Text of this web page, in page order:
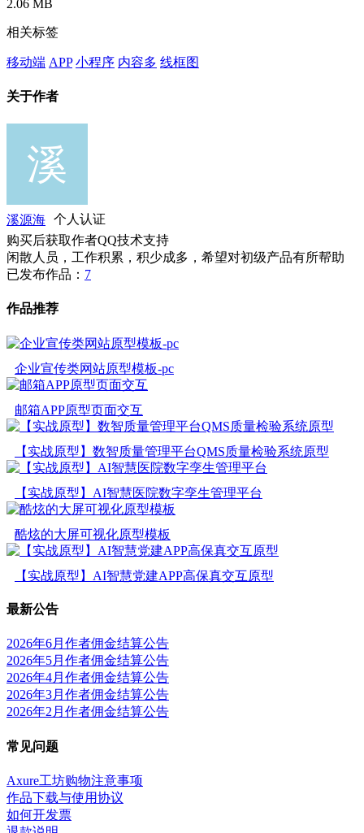
2.06 MB
相关标签
移动端 APP 小程序 内容多 线框图
关于作者
溪源海
个人认证
购买后获取作者QQ技术支持
闲散人员，工作积累，积少成多，希望对初级产品有所帮助
已发布作品： 7
作品推荐
企业宣传类网站原型模板-pc
邮箱APP原型页面交互
【实战原型】数智质量管理平台QMS质量检验系统原型
【实战原型】AI智慧医院数字孪生管理平台
酷炫的大屏可视化原型模板
【实战原型】AI智慧党建APP高保真交互原型
最新公告
2026年6月作者佣金结算公告
2026年5月作者佣金结算公告
2026年4月作者佣金结算公告
2026年3月作者佣金结算公告
2026年2月作者佣金结算公告
常见问题
Axure工坊购物注意事项
作品下载与使用协议
如何开发票